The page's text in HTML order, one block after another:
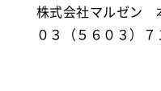
株式会社マルゼン
０３（５６０３）７